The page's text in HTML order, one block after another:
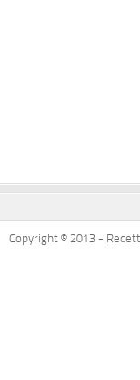
Copyright © 2013 -